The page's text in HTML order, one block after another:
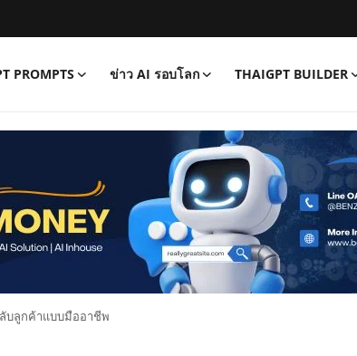
PROMPTS ข่าว AI รอบโลก THAIGPT BUILDER
ลับลูกค้าแบบมืออาชีพ